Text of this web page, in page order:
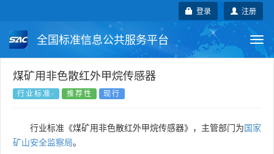
注册
登录
全国标准信息公共服务平台
国家标准 行业标准
国外标准 技术委员会
煤矿用非色散红外甲烷传感器
行业标准- 推荐性 现行
行业标准《煤矿用非色散红外甲烷传感器》，主管部门为国家
矿山安全监察局。